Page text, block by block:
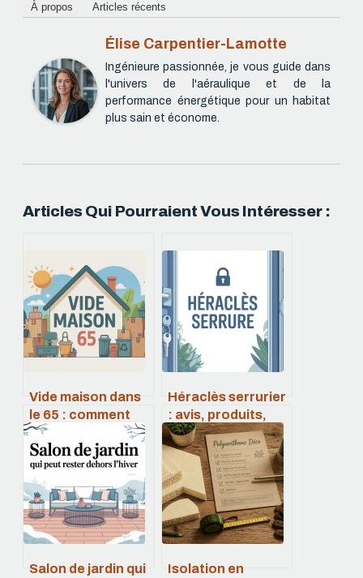
À propos Articles récents
Élise Carpentier-Lamotte
Ingénieure passionnée, je vous guide dans
l'univers de l'aéraulique et de la
performance énergétique pour un habitat
plus sain et économe.
Articles Qui Pourraient Vous Intéresser :
Vide maison dans
le 65 : comment
organiser un
débarras efficace
et rentable
Héraclès serrurier
: avis, produits,
tarifs et conseils
de choix
Salon de jardin qui
Isolation en